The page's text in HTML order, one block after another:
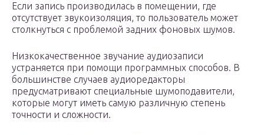
Если запись производилась в помещении, где
отсутствует звукоизоляция, то пользователь может
столкнуться с проблемой задних фоновых шумов.
Низкокачественное звучание аудиозаписи
устраняется при помощи программных способов. В
большинстве случаев аудиоредакторы
предусматривают специальные шумоподавители,
которые могут иметь самую различную степень
точности и сложности.